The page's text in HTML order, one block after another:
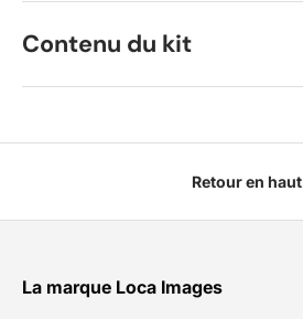
Contenu du kit
Retour en haut
La marque Loca Images